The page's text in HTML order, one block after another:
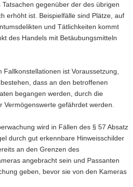
gegenüber der des übrigen
erhöht ist. Beispielfälle sind Plätze, auf
und Tätlichkeiten kommt
des Handels mit Betäubungsmitteln
ist Voraussetzung,
dass an den betroffenen
begangen werden, durch die
Vermögenswerte gefährdet werden.
wird in Fällen des § 57 Absatz
durch gut erkennbare Hinweisschilder
an den Grenzen des
angebracht sein und Passanten
geben, bevor sie von den Kameras